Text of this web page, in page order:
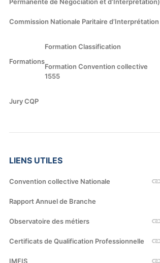
Commission Nationale Paritaire d’Interprétation
Formations
Formation Classification
Formation Convention collective
1555
Jury CQP
LIENS UTILES
Convention collective Nationale
Rapport Annuel de Branche
Observatoire des métiers
Certificats de Qualification Professionnelle
IMFIS